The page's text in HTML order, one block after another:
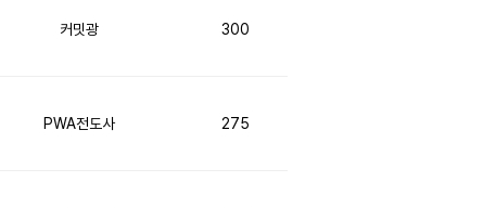
커밋광 300
PWA전도사 275